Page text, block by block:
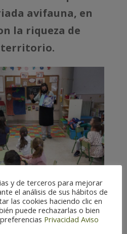
avifauna, en
la riqueza de
territorio.
y de terceros para mejorar
el análisis de sus hábitos de
las cookies haciendo clic en
puede rechazarlas o bien
Privacidad Aviso